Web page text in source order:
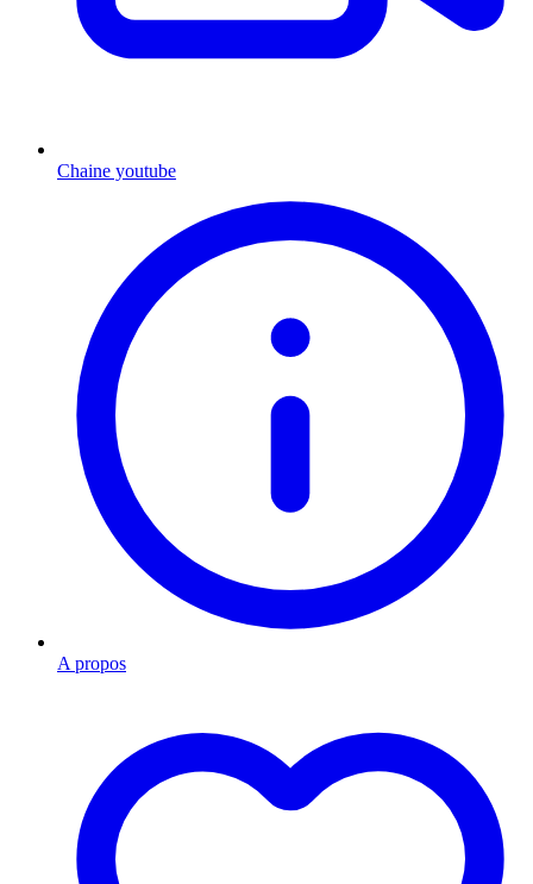
Chaine youtube
A propos